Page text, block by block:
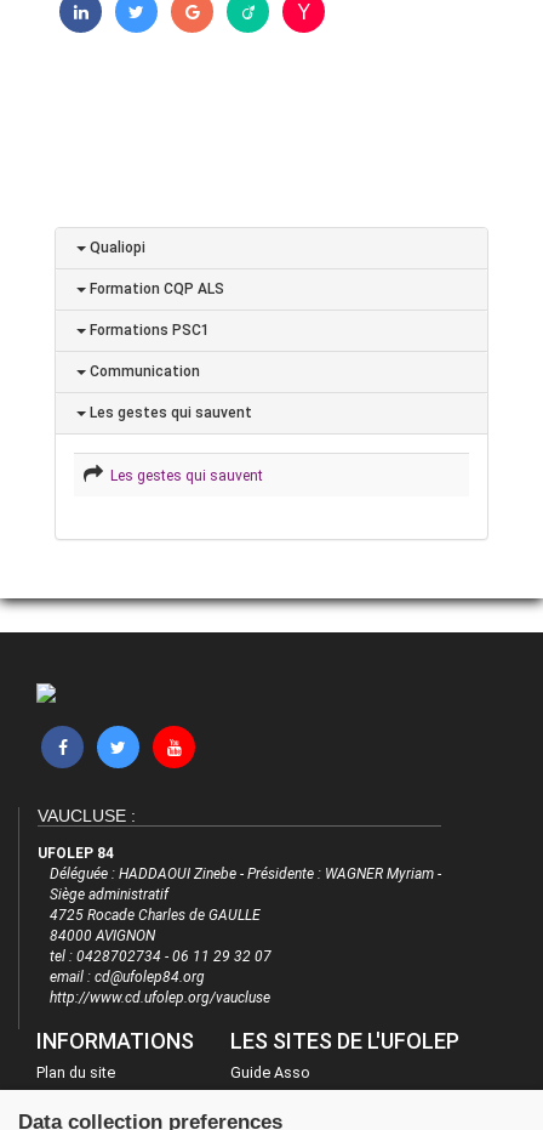
Qualiopi
Formation CQP ALS
Formations PSC1
Communication
Les gestes qui sauvent
Les gestes qui sauvent
VAUCLUSE :
UFOLEP 84
Déléguée : HADDAOUI Zinebe - Présidente : WAGNER Myriam -
Siège administratif
4725 Rocade Charles de GAULLE
84000 AVIGNON
tel : 0428702734 - 06 11 29 32 07
email : cd@ufolep84.org
http://www.cd.ufolep.org/vaucluse
INFORMATIONS
Plan du site
LES SITES DE L'UFOLEP
Guide Asso
Data collection preferences